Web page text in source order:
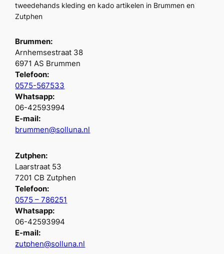
tweedehands kleding en kado artikelen in Brummen en
Zutphen
Brummen:
Arnhemsestraat 38
6971 AS Brummen
Telefoon:
0575-567533
Whatsapp:
06-42593994
E-mail:
brummen@solluna.nl
Zutphen:
Laarstraat 53
7201 CB Zutphen
Telefoon:
0575 – 786251
Whatsapp:
06-42593994
E-mail:
zutphen@solluna.nl